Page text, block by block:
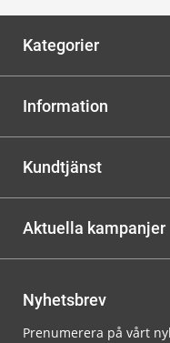
Kategorier
Information
Kundtjänst
Aktuella kampanjer
Nyhetsbrev
Prenumerera på vårt